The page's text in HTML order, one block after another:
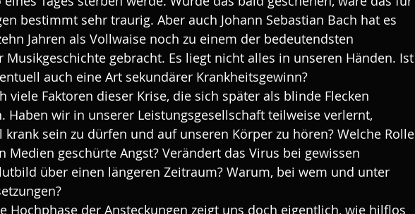
bestimmt sehr traurig. Aber auch Johann Sebastian Bach hat es
Jahren als Vollwaise noch zu einem der bedeutendsten
Musikgeschichte gebracht. Es liegt nicht alles in unseren Händen. Ist
auch eine Art sekundärer Krankheitsgewinn?
viele Faktoren dieser Krise, die sich später als blinde Flecken
Haben wir in unserer Leistungsgesellschaft teilweise verlernt,
krank sein zu dürfen und auf unseren Körper zu hören? Welche Rolle
Medien geschürte Angst? Verändert das Virus bei gewissen
über einen längeren Zeitraum? Warum, bei wem und unter
Hochphase der Ansteckungen zeigt uns doch eigentlich, wie hilflos